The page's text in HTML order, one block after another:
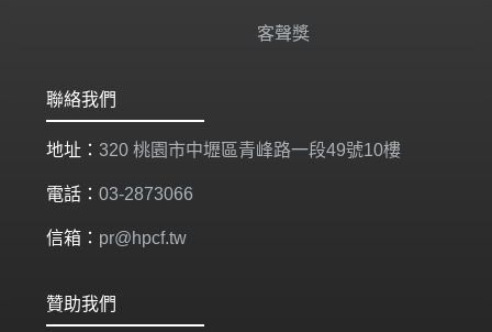
客聲獎
聯絡我們
地址： 320 桃園市中壢區青峰路一段49號10樓
電話： 03-2873066
信箱： pr@hpcf.tw
贊助我們